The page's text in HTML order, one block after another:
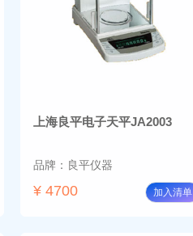
上海良平电子天平JA2003
品牌：良平仪器
¥ 4700 加入清单